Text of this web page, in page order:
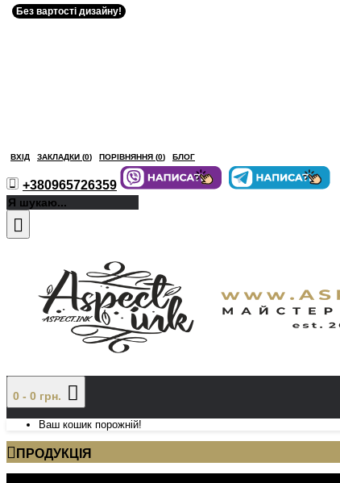
ВХІД ЗАКЛАДКИ (0) ПОРІВНЯННЯ (0) БЛОГ
+380965726359
0 - 0 грн.
Ваш кошик порожній!
ПРОДУКЦІЯ
Без вартості дизайну!